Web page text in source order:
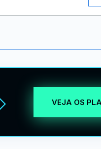
VEJA OS